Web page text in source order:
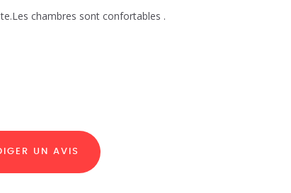
chambres sont confortables .
UN AVIS